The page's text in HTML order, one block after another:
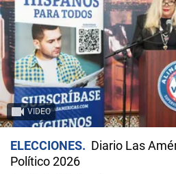
VIDEO
ELECCIONES
Diario Las
Político 2026